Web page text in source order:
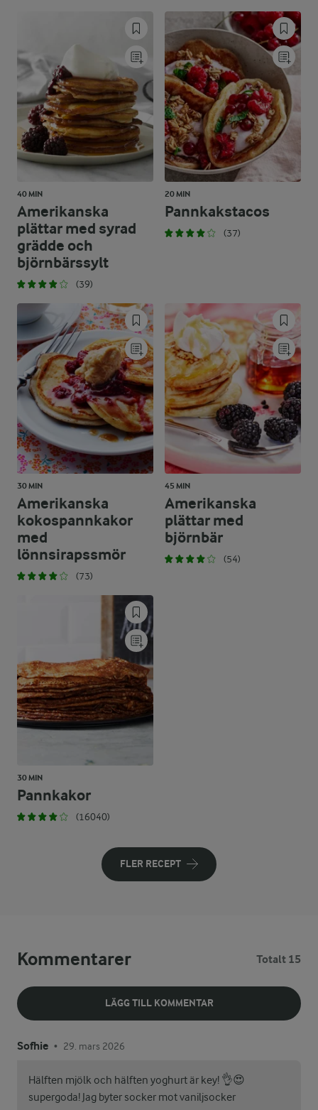
40 MIN
Amerikanska
plättar med syrad
grädde och
björnbärssylt
(39)
20 MIN
Pannkakstacos
(37)
30 MIN
Amerikanska
kokospannkakor
med
lönnsirapssmör
(73)
45 MIN
Amerikanska
plättar med
björnbär
(54)
30 MIN
Pannkakor
(16040)
FLER RECEPT
Kommentarer Totalt 15
LÄGG TILL KOMMENTAR
Sofhie • 29. mars 2026
Hälften mjölk och hälften yoghurt är key! 👌😍
supergoda! Jag byter socker mot vaniljsocker